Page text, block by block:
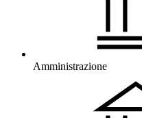
Amministrazione